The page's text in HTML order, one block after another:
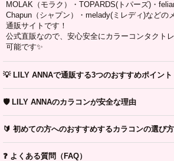
MOLAK（モラク）・TOPARDS(トパーズ)・
Chapun（シャプン）・melady(ミレディ)などの
通販サイトです！
公式直販なので、安心安全にカラーコンタクト
可能です✨
💡 LILY ANNAで通販する3つのおすすめポイント
🛡️ LILY ANNAのカラコンが安全な理由
🔰 初めての方へのおすすめするカラコンの選び方
❓ よくある質問（FAQ）